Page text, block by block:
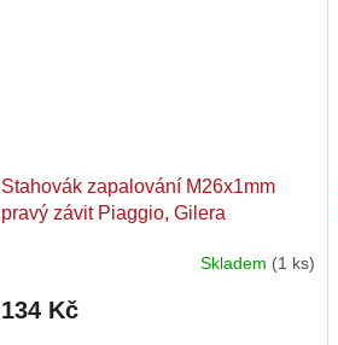
Stahovák zapalování M26x1mm
pravý závit Piaggio, Gilera
produktu
Skladem (1 ks)
134 Kč